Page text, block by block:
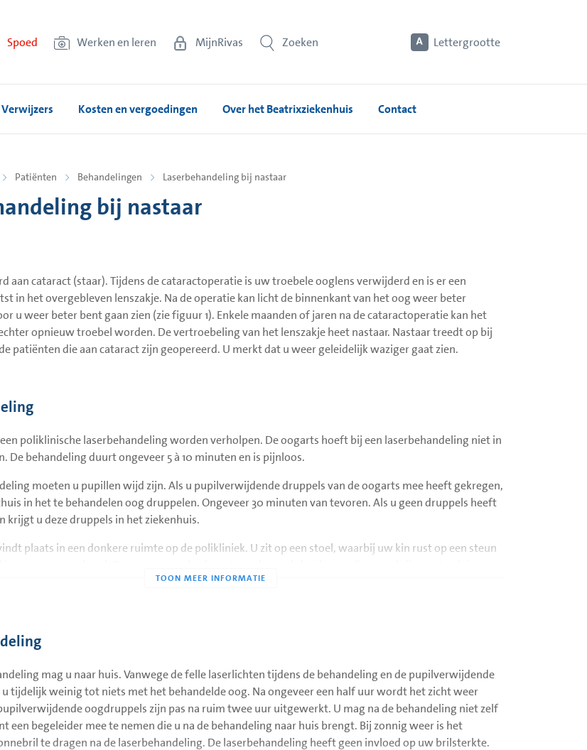
Spoed Werken en leren MijnRivas Zoeken Lettergrootte
Verwijzers Kosten en vergoedingen Over het Beatrixziekenhuis Contact
Patiënten Behandelingen Laserbehandeling bij nastaar
bij nastaar
aan cataract (staar). Tijdens de cataractoperatie is uw troebele ooglens verwijderd en is er een
in het overgebleven lenszakje. Na de operatie kan licht de binnenkant van het oog weer beter
u weer beter bent gaan zien (zie figuur 1). Enkele maanden of jaren na de cataractoperatie kan het
opnieuw troebel worden. De vertroebeling van het lenszakje heet nastaar. Nastaar treedt op bij
patiënten die aan cataract zijn geopereerd. U merkt dat u weer geleidelijk waziger gaat zien.
poliklinische laserbehandeling worden verholpen. De oogarts hoeft bij een laserbehandeling niet in
De behandeling duurt ongeveer 5 à 10 minuten en is pijnloos.
moeten u pupillen wijd zijn. Als u pupilverwijdende druppels van de oogarts mee heeft gekregen,
in het te behandelen oog druppelen. Ongeveer 30 minuten van tevoren. Als u geen druppels heeft
krijgt u deze druppels in het ziekenhuis.
plaats in een donkere ruimte op de polikliniek. U zit op een stoel, waarbij uw kin rust op een steun
u niets van de contactlens die daarna op uw oog wordt geplaatst. Via de contactlens wordt met
mag u naar huis. Vanwege de felle laserlichten tijdens de behandeling en de pupilverwijdende
tijdelijk weinig tot niets met het behandelde oog. Na ongeveer een half uur wordt het zicht weer
oogdruppels zijn pas na ruim twee uur uitgewerkt. U mag na de behandeling niet zelf
een begeleider mee te nemen die u na de behandeling naar huis brengt. Bij zonnig weer is het
te dragen na de laserbehandeling. De laserbehandeling heeft geen invloed op uw brilsterkte.